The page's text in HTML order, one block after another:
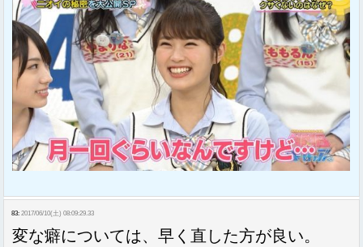
83: 2017/06/10(土) 08:09:29.33
変な癖については、早く直した方が良い。